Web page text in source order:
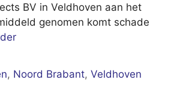
BV in Veldhoven aan het
genomen komt schade
, Noord Brabant,Veldhoven